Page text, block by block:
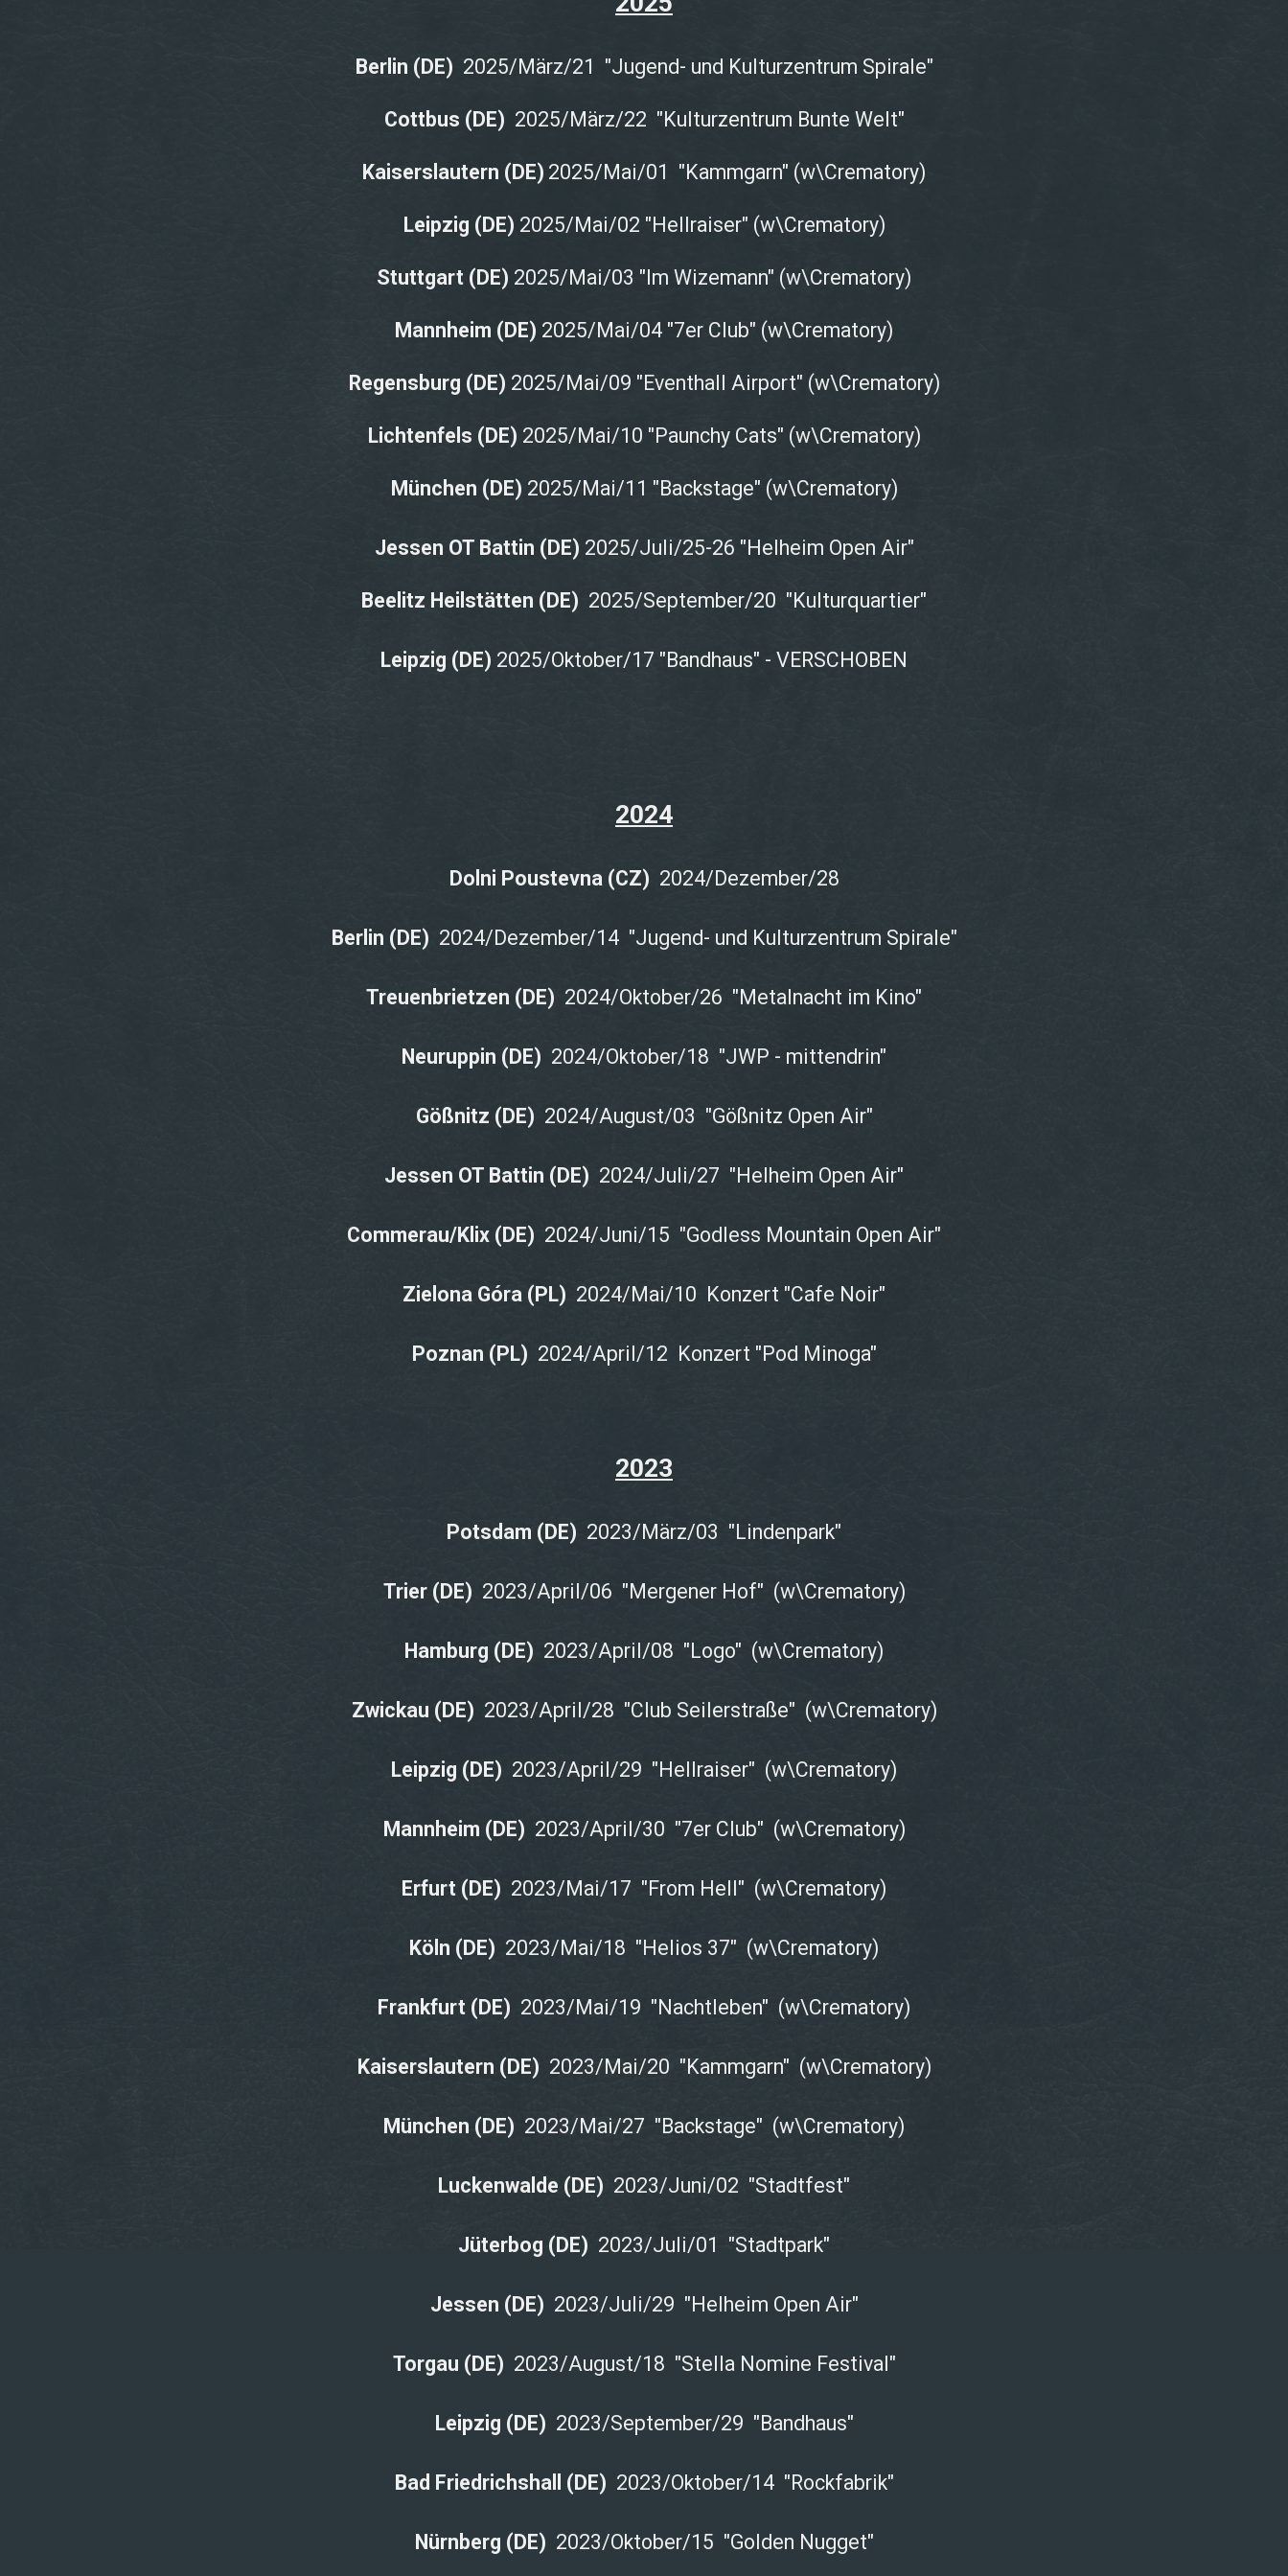
Berlin (DE) 2025/März/21 "Jugend- und Kulturzentrum Spirale"
Cottbus (DE) 2025/März/22 "Kulturzentrum Bunte Welt"
Kaiserslautern (DE) 2025/Mai/01 "Kammgarn" (w\Crematory)
Leipzig (DE) 2025/Mai/02 "Hellraiser" (w\Crematory)
Stuttgart (DE) 2025/Mai/03 "Im Wizemann" (w\Crematory)
Mannheim (DE) 2025/Mai/04 "7er Club" (w\Crematory)
Regensburg (DE) 2025/Mai/09 "Eventhall Airport" (w\Crematory)
Lichtenfels (DE) 2025/Mai/10 "Paunchy Cats" (w\Crematory)
München (DE) 2025/Mai/11 "Backstage" (w\Crematory)
Jessen OT Battin (DE) 2025/Juli/25-26 "Helheim Open Air"
Beelitz Heilstätten (DE) 2025/September/20 "Kulturquartier"
Leipzig (DE) 2025/Oktober/17 "Bandhaus" - VERSCHOBEN
2024
Dolni Poustevna(CZ) 2024/Dezember/28
Berlin (DE) 2024/Dezember/14 "Jugend- und Kulturzentrum Spirale"
Treuenbrietzen (DE) 2024/Oktober/26 "Metalnacht im Kino"
Neuruppin (DE) 2024/Oktober/18 "JWP - mittendrin"
Gößnitz (DE) 2024/August/03 "Gößnitz Open Air"
Jessen OT Battin (DE) 2024/Juli/27 "Helheim Open Air"
Commerau/Klix (DE) 2024/Juni/15 "Godless Mountain Open Air"
Zielona Góra (PL) 2024/Mai/10 Konzert "Cafe Noir"
Poznan (PL) 2024/April/12 Konzert "Pod Minoga"
2023
Potsdam (DE) 2023/März/03 "Lindenpark"
Trier (DE) 2023/April/06 "Mergener Hof" (w\Crematory)
Hamburg (DE) 2023/April/08 "Logo" (w\Crematory)
Zwickau (DE) 2023/April/28 "Club Seilerstraße" (w\Crematory)
Leipzig (DE) 2023/April/29 "Hellraiser" (w\Crematory)
Mannheim (DE) 2023/April/30 "7er Club" (w\Crematory)
Erfurt (DE) 2023/Mai/17 "From Hell" (w\Crematory)
Köln (DE) 2023/Mai/18 "Helios 37" (w\Crematory)
Frankfurt (DE) 2023/Mai/19 "Nachtleben" (w\Crematory)
Kaiserslautern (DE) 2023/Mai/20 "Kammgarn" (w\Crematory)
München (DE) 2023/Mai/27 "Backstage" (w\Crematory)
Luckenwalde (DE) 2023/Juni/02 "Stadtfest"
Jüterbog (DE) 2023/Juli/01 "Stadtpark"
Jessen (DE) 2023/Juli/29 "Helheim Open Air"
Torgau (DE) 2023/August/18 "Stella Nomine Festival"
Leipzig (DE) 2023/September/29 "Bandhaus"
Bad Friedrichshall (DE) 2023/Oktober/14 "Rockfabrik"
Nürnberg (DE) 2023/Oktober/15 "Golden Nugget"